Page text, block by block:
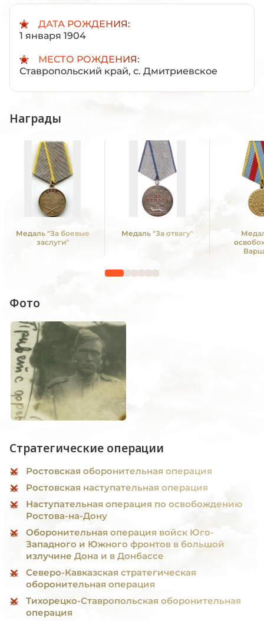
ДАТА РОЖДЕНИЯ:
1 января 1904
МЕСТО РОЖДЕНИЯ:
Ставропольский край, с. Дмитриевское
Награды
Медаль "За боевые
заслуги"
Медаль "За отвагу"
Фото
Стратегические операции
Ростовская оборонительная операция
Ростовская наступательная операция
Наступательная операция по освобождению
Ростова-на-Дону
Оборонительная операция войск Юго-
Западного и Южного фронтов в большой
излучине Дона и в Донбассе
Северо-Кавказская стратегическая
оборонительная операция
Тихорецко-Ставропольская оборонительная
операция